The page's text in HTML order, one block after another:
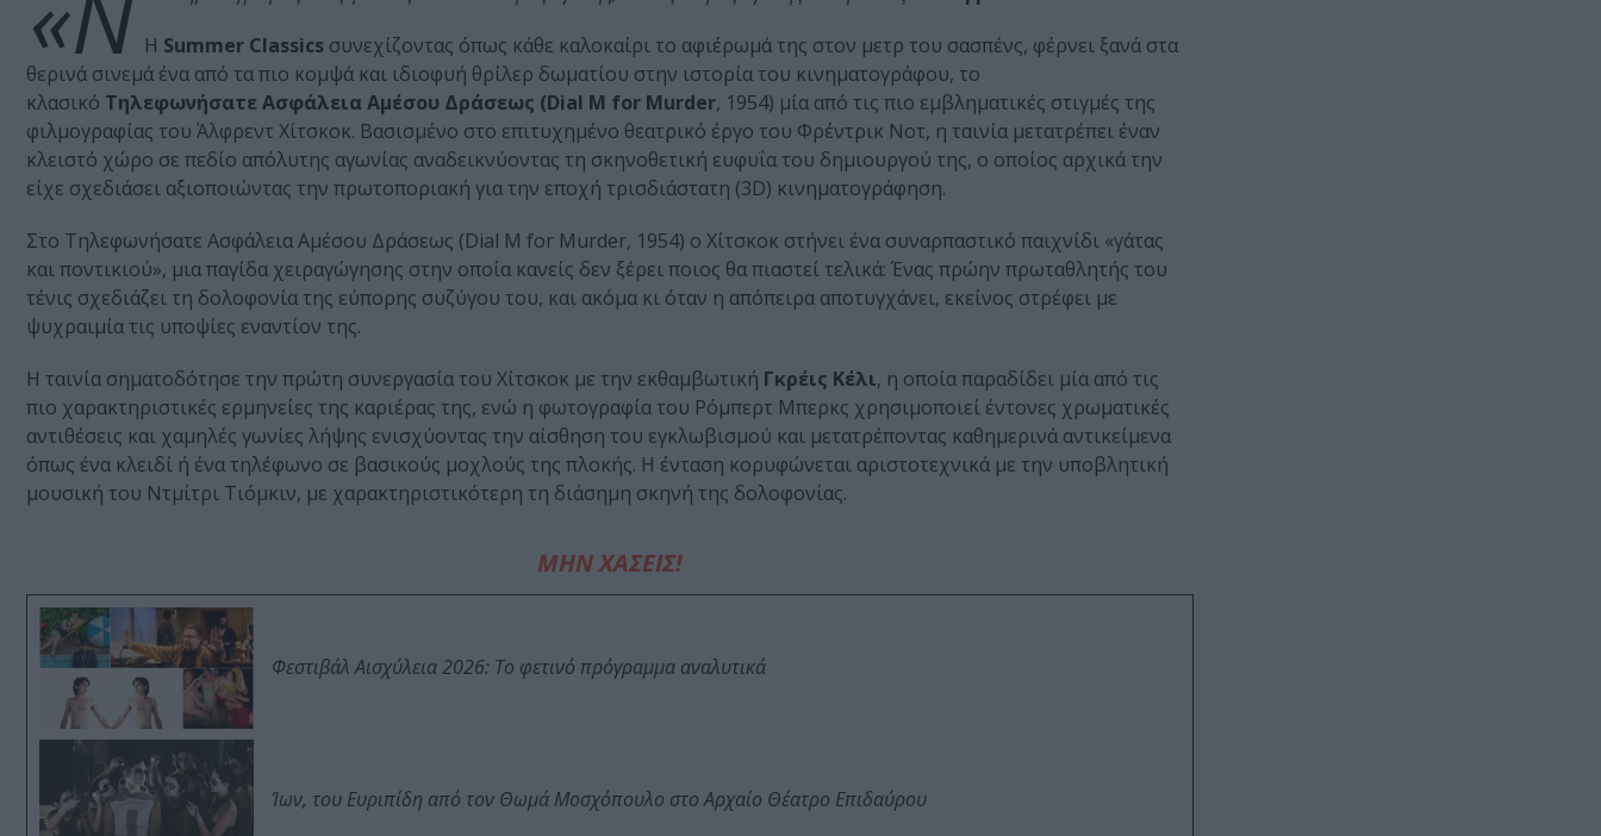
Η Summer Classics συνεχίζοντας όπως κάθε καλοκαίρι το αφιέρωμά της στον μετρ του σασπένς, φέρνει ξανά στα
θερινά σινεμά ένα από τα πιο κομψά και ιδιοφυή θρίλερ δωματίου στην ιστορία του κινηματογράφου, το
κλασικό Τηλεφωνήσατε Ασφάλεια Αμέσου Δράσεως (Dial M for Murder, 1954) μία από τις πιο εμβληματικές στιγμές της
φιλμογραφίας του Άλφρεντ Χίτσκοκ. Βασισμένο στο επιτυχημένο θεατρικό έργο του Φρέντρικ Νοτ, η ταινία μετατρέπει έναν
κλειστό χώρο σε πεδίο απόλυτης αγωνίας αναδεικνύοντας τη σκηνοθετική ευφυΐα του δημιουργού της, ο οποίος αρχικά την
είχε σχεδιάσει αξιοποιώντας την πρωτοποριακή για την εποχή τρισδιάστατη (3D) κινηματογράφηση.
Στο Τηλεφωνήσατε Ασφάλεια Αμέσου Δράσεως (Dial M for Murder, 1954) ο Χίτσκοκ στήνει ένα συναρπαστικό παιχνίδι «γάτας
και ποντικιού», μια παγίδα χειραγώγησης στην οποία κανείς δεν ξέρει ποιος θα πιαστεί τελικά: Ένας πρώην πρωταθλητής του
τένις σχεδιάζει τη δολοφονία της εύπορης συζύγου του, και ακόμα κι όταν η απόπειρα αποτυγχάνει, εκείνος στρέφει με
ψυχραιμία τις υποψίες εναντίον της.
Η ταινία σηματοδότησε την πρώτη συνεργασία του Χίτσκοκ με την εκθαμβωτική Γκρέις Κέλι, η οποία παραδίδει μία από τις
πιο χαρακτηριστικές ερμηνείες της καριέρας της, ενώ η φωτογραφία του Ρόμπερτ Μπερκς χρησιμοποιεί έντονες χρωματικές
αντιθέσεις και χαμηλές γωνίες λήψης ενισχύοντας την αίσθηση του εγκλωβισμού και μετατρέποντας καθημερινά αντικείμενα
όπως ένα κλειδί ή ένα τηλέφωνο σε βασικούς μοχλούς της πλοκής. Η ένταση κορυφώνεται αριστοτεχνικά με την υποβλητική
μουσική του Ντμίτρι Τιόμκιν, με χαρακτηριστικότερη τη διάσημη σκηνή της δολοφονίας.
ΜΗΝ ΧΑΣΕΙΣ!
Φεστιβάλ Αισχύλεια 2026: Το φετινό πρόγραμμα αναλυτικά
Ίων, του Ευριπίδη από τον Θωμά Μοσχόπουλο στο Αρχαίο Θέατρο Επιδαύρου